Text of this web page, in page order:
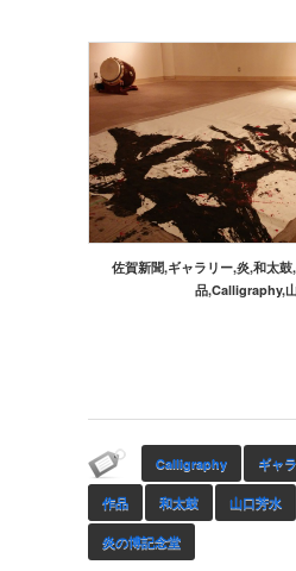
佐賀新聞,ギャラリー,炎,和太
品,Calligraphy,
Calligraphy ギャ
作品 和太鼓 山口芳水
炎の博記念堂